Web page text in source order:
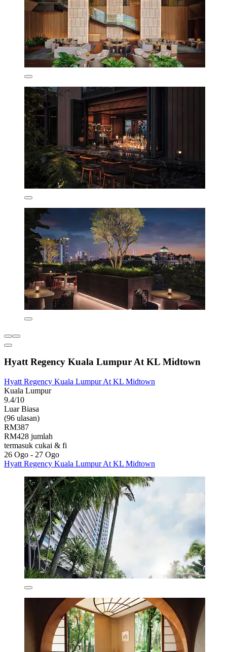
Hyatt Regency Kuala Lumpur At KL Midtown
Hyatt Regency Kuala Lumpur At KL Midtown
Kuala Lumpur
9.4/10
Luar Biasa
(96 ulasan)
RM387
RM428 jumlah
termasuk cukai & fi
26 Ogo - 27 Ogo
Hyatt Regency Kuala Lumpur At KL Midtown